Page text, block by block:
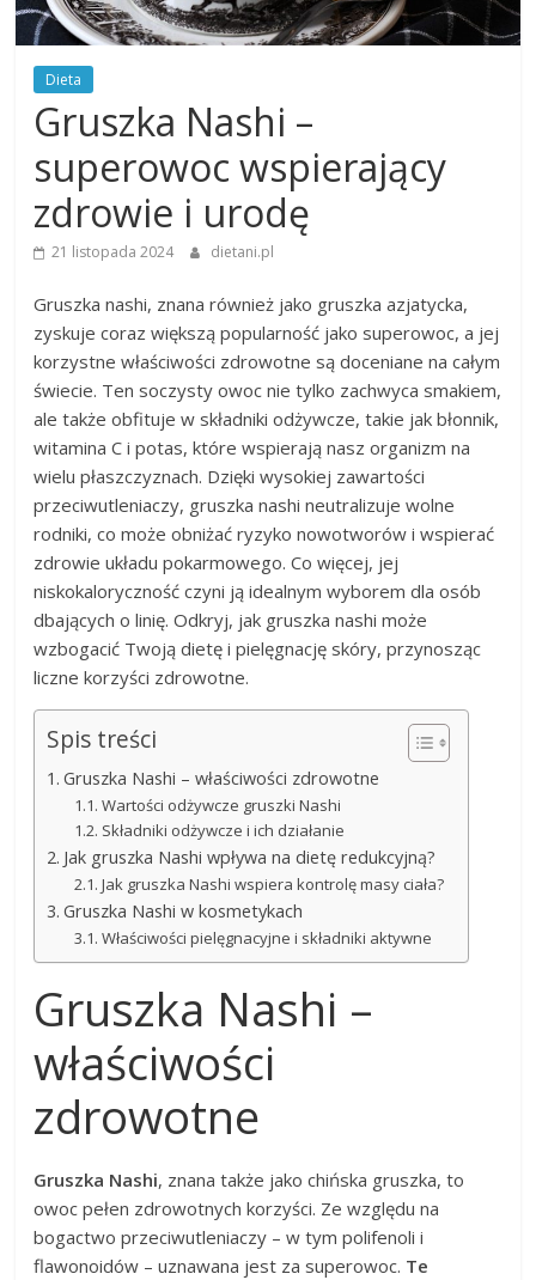
Dieta
Gruszka Nashi –
superowoc wspierający
zdrowie i urodę
21 listopada 2024 dietani.pl
Gruszka nashi, znana również jako gruszka azjatycka,
zyskuje coraz większą popularność jako superowoc, a jej
korzystne właściwości zdrowotne są doceniane na całym
świecie. Ten soczysty owoc nie tylko zachwyca smakiem,
ale także obfituje w składniki odżywcze, takie jak błonnik,
witamina C i potas, które wspierają nasz organizm na
wielu płaszczyznach. Dzięki wysokiej zawartości
przeciwutleniaczy, gruszka nashi neutralizuje wolne
rodniki, co może obniżać ryzyko nowotworów i wspierać
zdrowie układu pokarmowego. Co więcej, jej
niskokaloryczność czyni ją idealnym wyborem dla osób
dbających o linię. Odkryj, jak gruszka nashi może
wzbogacić Twoją dietę i pielęgnację skóry, przynosząc
liczne korzyści zdrowotne.
Spis treści
Gruszka Nashi – właściwości zdrowotne
Wartości odżywcze gruszki Nashi
Składniki odżywcze i ich działanie
Jak gruszka Nashi wpływa na dietę redukcyjną?
Jak gruszka Nashi wspiera kontrolę masy ciała?
Gruszka Nashi w kosmetykach
Właściwości pielęgnacyjne i składniki aktywne
Gruszka Nashi –
właściwości
zdrowotne
Gruszka Nashi, znana także jako chińska gruszka, to
owoc pełen zdrowotnych korzyści. Ze względu na
bogactwo przeciwutleniaczy – w tym polifenoli i
flawonoidów – uznawana jest za superowoc. Te